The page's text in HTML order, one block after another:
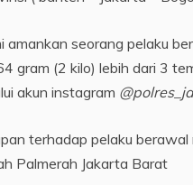
amankan seorang pelaku
gram (2 kilo) lebih dari 3
akun instagram
terhadap pelaku
Palmerah Jakarta Barat